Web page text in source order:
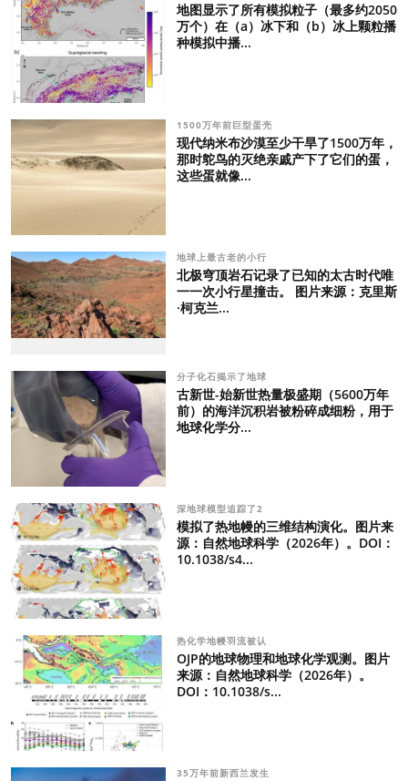
地图显示了所有模拟粒子（最多约2050
万个）在（a）冰下和（b）冰上颗粒播
种模拟中播...
1500万年前巨型蛋壳
现代纳米布沙漠至少干旱了1500万年，
那时鸵鸟的灭绝亲戚产下了它们的蛋，
这些蛋就像...
地球上最古老的小行
北极穹顶岩石记录了已知的太古时代唯
一一次小行星撞击。 图片来源：克里斯
·柯克兰...
分子化石揭示了地球
古新世-始新世热量极盛期（5600万年
前）的海洋沉积岩被粉碎成细粉，用于
地球化学分...
深地球模型追踪了2
模拟了热地幔的三维结构演化。图片来
源：自然地球科学（2026年）。DOI：
10.1038/s4...
热化学地幔羽流被认
OJP的地球物理和地球化学观测。图片
来源：自然地球科学（2026年）。
DOI：10.1038/s...
35万年前新西兰发生